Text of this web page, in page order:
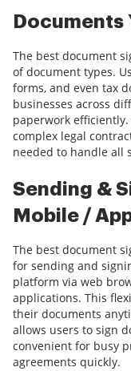
Documents
The best document
of document types.
forms, and even tax
businesses across
paperwork
complex legal
needed to handle all
Sending &
Mobile /
The best document
for sending and
platform via web
applications. This
their documents
allows users to sign
convenient for busy
agreements quickly.